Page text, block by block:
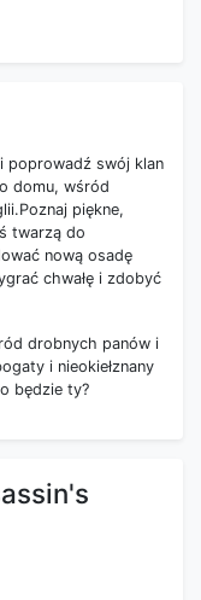
poprowadź swój klan
domu, wśród
piękne,
twarzą do
nową osadę
chwałę i zdobyć
drobnych panów i
i nieokiełznany
będzie ty?